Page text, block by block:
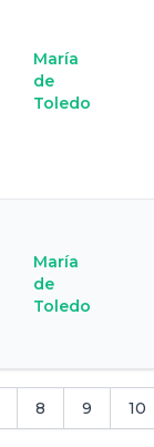
María
de
Toledo
María
de
Toledo
8 9 10